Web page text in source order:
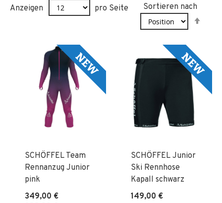
Anzeigen pro Seite
Sortieren nach
SCHÖFFEL Team
Rennanzug Junior
pink
349,00 €
SCHÖFFEL Junior
Ski Rennhose
Kapall schwarz
149,00 €